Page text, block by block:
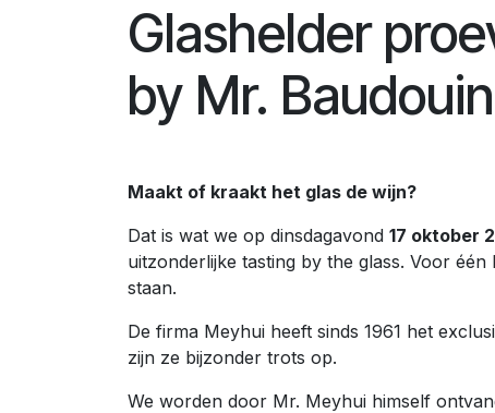
Glashelder
by Mr.
Maakt of kraakt het glas de wijn?
Dat is wat we op dinsdagavond 17 oktober
uitzonderlijke tasting by the glass. Voor
staan.
De firma Meyhui heeft sinds 1961 het
zijn ze bijzonder trots op.
We worden door Mr. Meyhui himself